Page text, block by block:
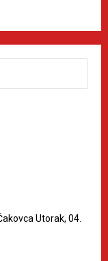
Utorak, 04.